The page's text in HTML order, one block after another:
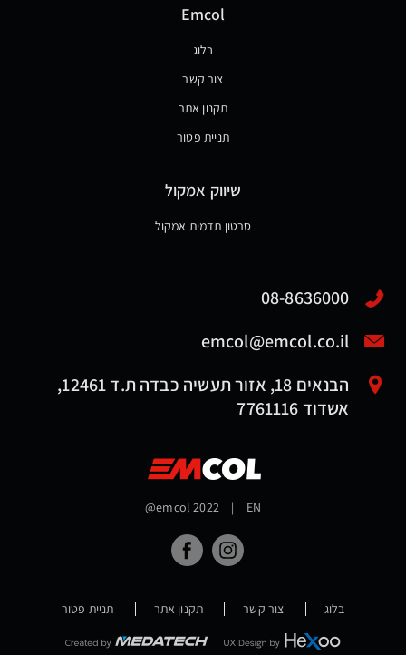
Emcol
בלוג
צור קשר
תקנון אתר
תניית פטור
שיווק אמקול
סרטון תדמית אמקול
08-8636000
emcol@emcol.co.il
הבנאים 18, אזור תעשיה כבדה ת.ד 12461,
אשדוד 7761116
@emcol 2022 | EN
בלוג צור קשר תקנון אתר תניית פטור